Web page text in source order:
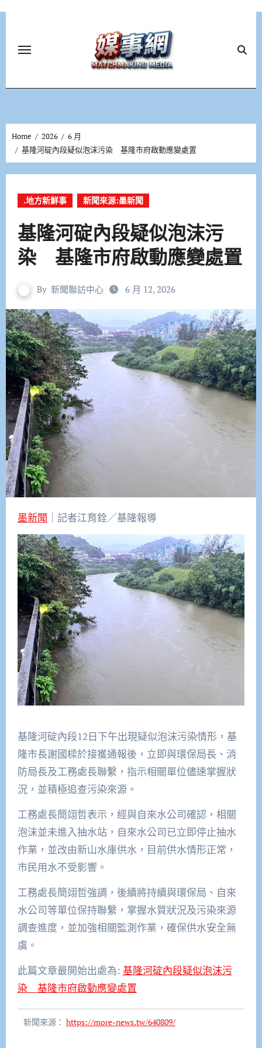
Home 2026
6 月
基隆河碇內段疑似泡沫污染 基隆市府啟動應變處置
.地方新鮮事 新聞來源:墨新聞
基隆河碇內段疑似泡沫污
染 基隆市府啟動應變處置
By 新聞聯訪中心 6 月 12, 2026
墨新聞 ｜記者江育銓／基隆報導
基隆河碇內段12日下午出現疑似泡沫污染情形，基
隆市長謝國樑於接獲通報後，立即與環保局長、消
防局長及工務處長聯繫，指示相關單位儘速掌握狀
況，並積極追查污染來源。
工務處長簡翊哲表示，經與自來水公司確認，相關
泡沫並未進入抽水站，自來水公司已立即停止抽水
作業，並改由新山水庫供水，目前供水情形正常，
市民用水不受影響。
工務處長簡翊哲強調，後續將持續與環保局、自來
水公司等單位保持聯繫，掌握水質狀況及污染來源
調查進度，並加強相關監測作業，確保供水安全無
虞。
此篇文章最開始出處為: 基隆河碇內段疑似泡沫污
染 基隆市府啟動應變處置
新聞來源： https://more-news.tw/640809/